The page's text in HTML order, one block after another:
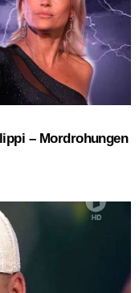
– Mordrohungen